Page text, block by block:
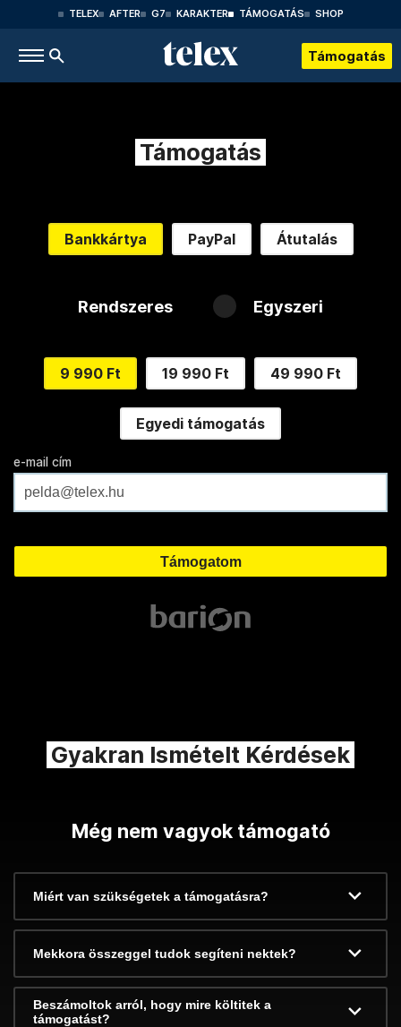
TELEX AFTER G7 KARAKTER TÁMOGATÁS SHOP
Támogatás
Támogatás
Bankkártya PayPal Átutalás
Rendszeres Egyszeri
9 990 Ft 19 990 Ft 49 990 Ft
Egyedi támogatás
e-mail cím
Gyakran Ismételt Kérdések
Még nem vagyok támogató
Miért van szükségetek a támogatásra?
Mekkora összeggel tudok segíteni nektek?
Beszámoltok arról, hogy mire költitek a
támogatást?